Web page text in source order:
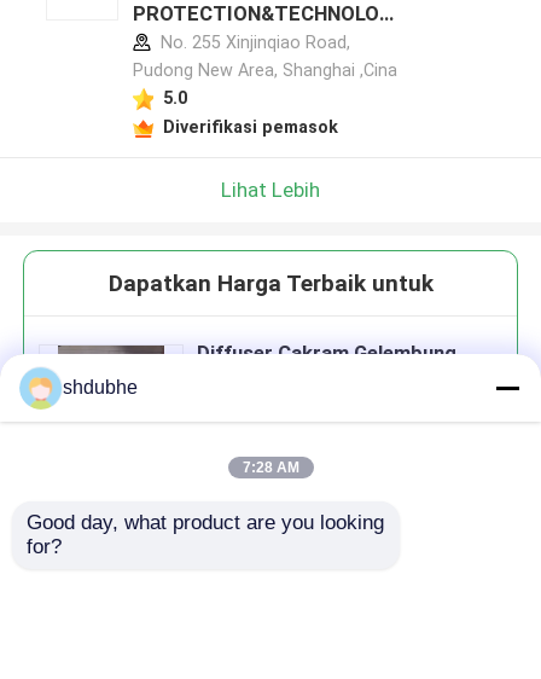
PROTECTION&TECHNOLOG
Y CO.,LTD profil pabrikan
No. 255 Xinjinqiao Road,
Pudong New Area, Shanghai ,Cina
5.0
Diverifikasi pemasok
Lihat Lebih
Dapatkan Harga Terbaik untuk
Diffuser Cakram Gelembung
Terus
shdubhe
7:28 AM
Good day, what product are you looking
for?